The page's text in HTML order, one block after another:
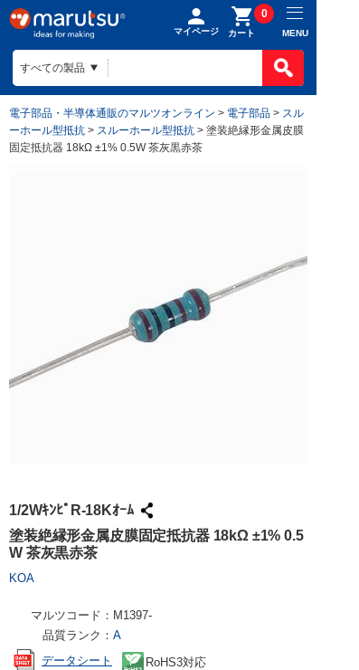
マイページ カート
0
MENU
電子部品・半導体通販のマルツオンライン > 電子部品 > スル
ーホール型抵抗 > スルーホール型抵抗 > 塗装絶縁形金属皮膜
固定抵抗器 18kΩ ±1% 0.5W 茶灰黒赤茶
1/2WｷﾝﾋﾟR-18Kｵｰﾑ
塗装絶縁形金属皮膜固定抵抗器 18kΩ ±1% 0.5
W 茶灰黒赤茶
KOA
マルツコード： M1397-
品質ランク： A
データシート
RoHS3対応